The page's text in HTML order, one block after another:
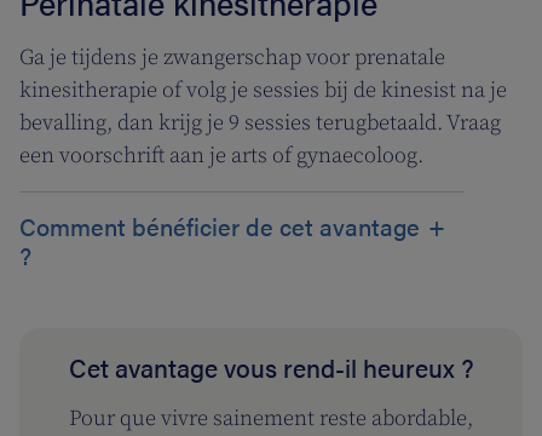
Ga je tijdens je zwangerschap voor prenatale
kinesitherapie of volg je sessies bij de kinesist na je
bevalling, dan krijg je 9 sessies terugbetaald. Vraag
een voorschrift aan je arts of gynaecoloog.
Comment bénéficier de cet avantage
?
Cet avantage vous rend-il heureux ?
Pour que vivre sainement reste abordable,